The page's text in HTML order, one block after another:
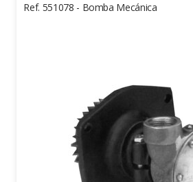
Ref. 551078 - Bomba Mecánica